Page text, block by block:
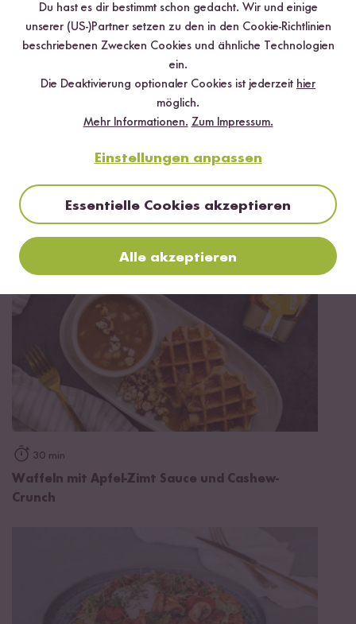
Schoko-Bananenbrot (vegan & glutenfrei)
30 min
Waffeln mit Apfel-Zimt Sauce und Cashew-
Crunch
Du hast es dir bestimmt schon gedacht. Wir und einige
unserer (US-)Partner setzen zu den in den Cookie-Richtlinien
beschriebenen Zwecken Cookies und ähnliche Technologien
ein.
Die Deaktivierung optionaler Cookies ist jederzeit hier
möglich.
Mehr Informationen. Zum Impressum.
Einstellungen anpassen
Essentielle Cookies akzeptieren
Alle akzeptieren